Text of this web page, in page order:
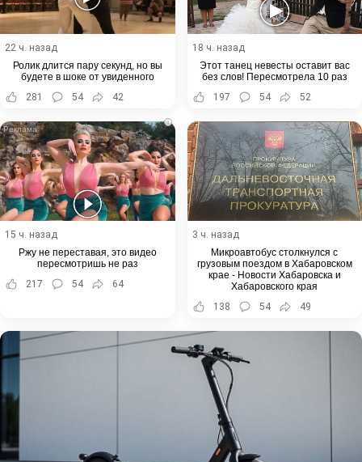
22 ч. назад
Ролик длится пару секунд, но вы
будете в шоке от увиденного
281
54 42
18 ч. назад
Этот танец невесты оставит вас
без слов! Пересмотрела 10 раз
197
54 52
i
15 ч. назад
Ржу не переставая, это видео
пересмотришь не раз
217
54 64
3 ч. назад
Микроавтобус столкнулся с
грузовым поездом в Хабаровском
крае - Новости Хабаровска и
Хабаровского края
138
54 49